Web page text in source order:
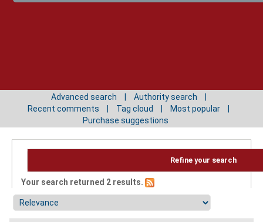
Advanced search
Authority search
Recent comments
Tag cloud
Most popular
Purchase suggestions
Refine your search
Your search returned 2 results.